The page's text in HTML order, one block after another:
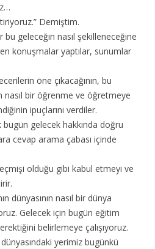
Demiştim.
bu geleceğin nasıl şekilleneceğine
konuşmalar yaptılar, sunumlar
öne çıkacağının, bu
nasıl bir öğrenme ve öğretmeye
ipuçlarını verdiler.
gelecek hakkında doğru
cevap arama çabası içinde
olduğu gibi kabul etmeyi ve
dünyasının nasıl bir dünya
Gelecek için bugün eğitim
belirlemeye çalışıyoruz.
yerimiz bugünkü